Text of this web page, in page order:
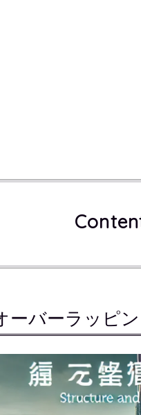
ーバーラッピ